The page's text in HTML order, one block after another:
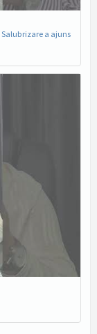
a ajuns